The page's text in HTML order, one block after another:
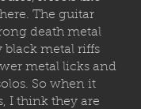
The guitar
death metal
black metal riffs
metal licks and
So when it
I think they are